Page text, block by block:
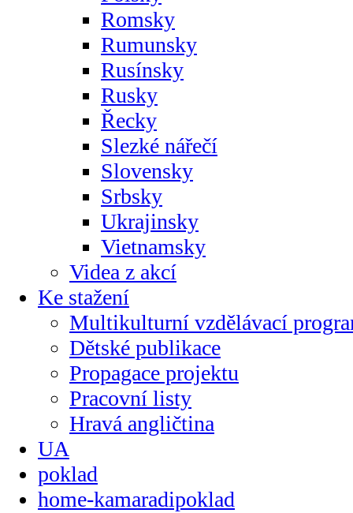
Romsky
Rumunsky
Rusínsky
Rusky
Řecky
Slezké nářečí
Slovensky
Srbsky
Ukrajinsky
Vietnamsky
Videa z akcí
Ke stažení
Multikulturní vzdělávací
Dětské publikace
Propagace projektu
Pracovní listy
Hravá angličtina
UA
poklad
home-kamaradipoklad